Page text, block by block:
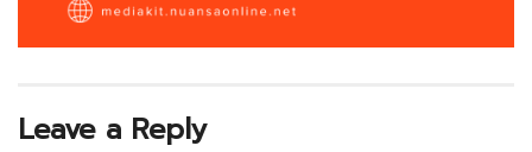
Leave a Reply